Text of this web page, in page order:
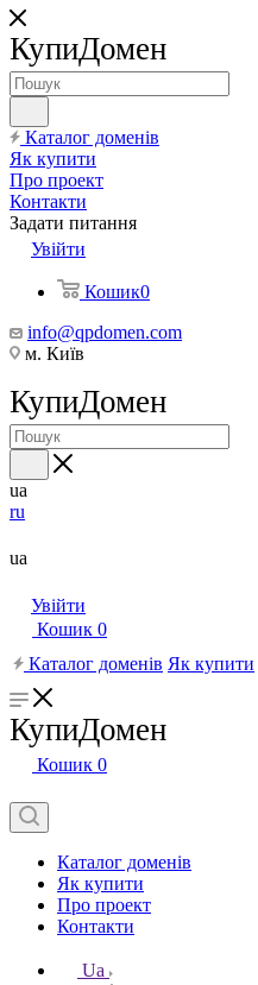
КупиДомен
Каталог доменів
Як купити
Про проект
Контакти
Задати питання
Увійти
Кошик0
info@qpdomen.com
м. Київ
КупиДомен
ua
ru
ua
Увійти
Кошик 0
Каталог доменів Як купити
КупиДомен
Кошик 0
Каталог доменів
Як купити
Про проект
Контакти
Ua